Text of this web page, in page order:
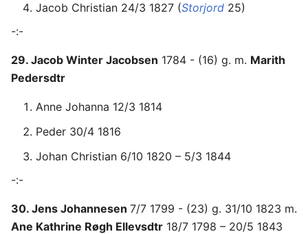
Jacob Christian 24/3 1827 (Storjord 25)
-:-
29. Jacob Winter Jacobsen 1784 - (16) g. m. Marith
Pedersdtr
Anne Johanna 12/3 1814
Peder 30/4 1816
Johan Christian 6/10 1820 – 5/3 1844
-:-
30. Jens Johannesen 7/7 1799 - (23) g. 31/10 1823 m.
Ane Kathrine Røgh Ellevsdtr 18/7 1798 – 20/5 1843